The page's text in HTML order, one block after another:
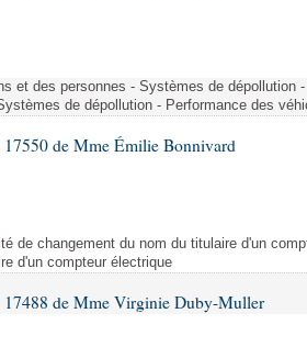
des lois
des lois
débats
et des personnes - Systèmes de dépollution
de dépollution - Performance des
17550 de Mme Émilie Bonnivard
de changement du nom du titulaire d'un
d'un compteur électrique
17488 de Mme Virginie Duby-Muller